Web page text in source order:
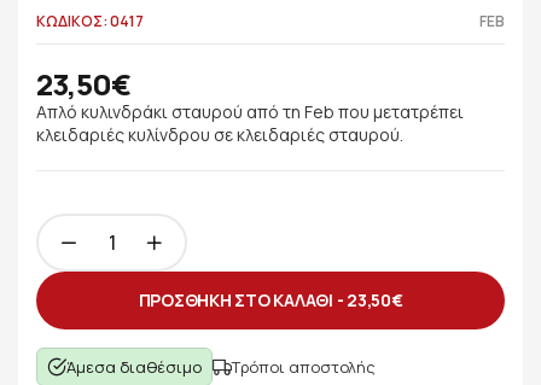
ΚΩΔΙΚΟΣ: 0417 FEB
23,50€
Απλό κυλινδράκι σταυρού από τη Feb που μετατρέπει
κλειδαριές κυλίνδρου σε κλειδαριές σταυρού.
ΠΡΟΣΘΗΚΗ ΣΤΟ ΚΑΛΑΘΙ - 23,50€
Άμεσα διαθέσιμο
Τρόποι αποστολής